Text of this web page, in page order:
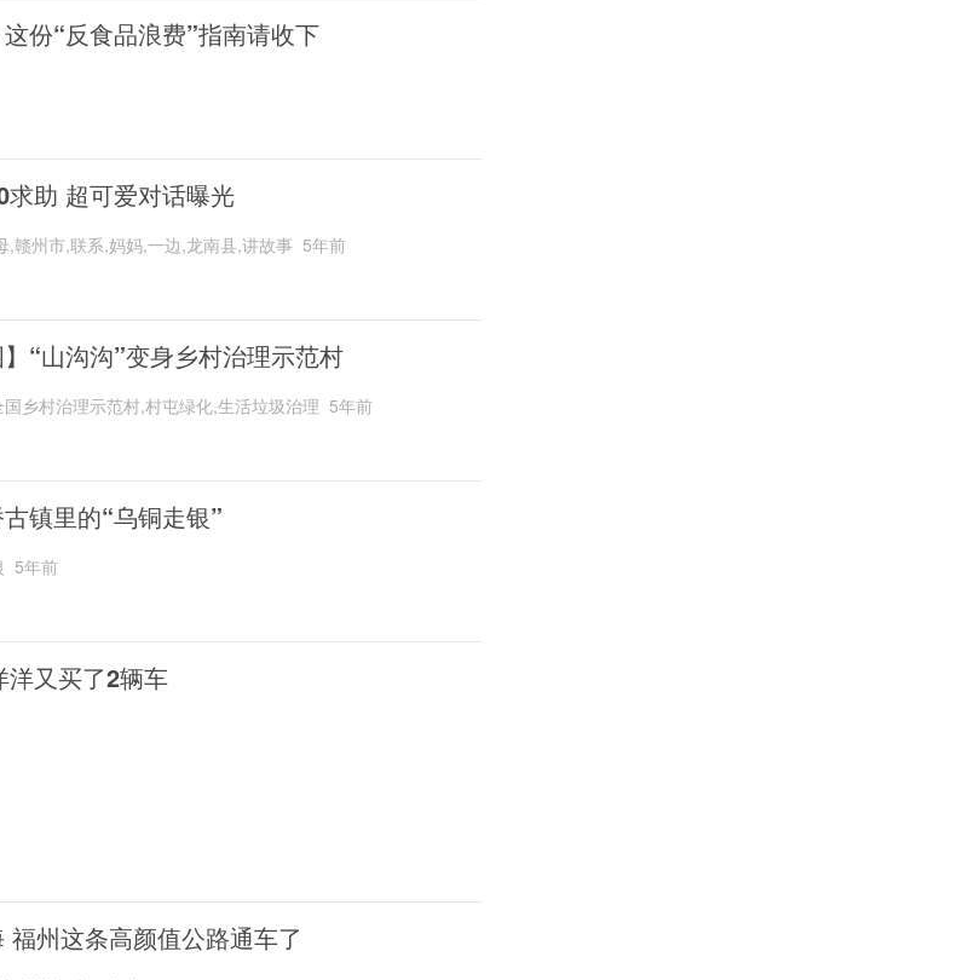
份“反食品浪费”指南请收下
求助 超可爱对话曝光
,赣州市,联系,妈妈,一边,龙南县,讲故事 5年前
】“山沟沟”变身乡村治理示范村
乡村治理示范村,村屯绿化,生活垃圾治理 5年前
镇里的“乌铜走银”
5年前
又买了2辆车
福州这条高颜值公路通车了